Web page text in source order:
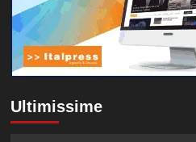
Ultimissime